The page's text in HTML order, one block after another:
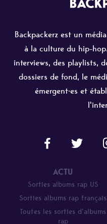
Backpackerz est un
à la culture du hip-
interviews, des playlists,
dossiers de fond, le
émergent·es et
ACTU
Sorties albums rap US
Sorties albums rap français
Toutes les sorties d’albums
rap